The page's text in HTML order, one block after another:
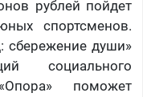
рублей пойдет
спортсменов.
сбережение души»
социального
поможет